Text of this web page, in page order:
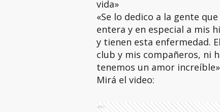
vida»
«Se lo dedico a la gente
entera y en especial a mis
y tienen esta enfermedad.
club y mis compañeros, ni
tenemos un amor
Mirá el video:
Ads